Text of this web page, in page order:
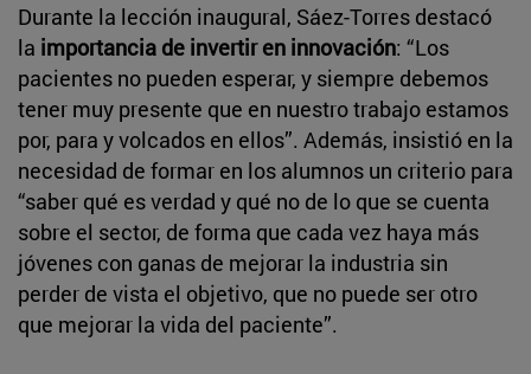
Durante la lección inaugural, Sáez-Torres destacó
la importancia de invertir en innovación: “Los
pacientes no pueden esperar, y siempre debemos
tener muy presente que en nuestro trabajo estamos
por, para y volcados en ellos”. Además, insistió en la
necesidad de formar en los alumnos un criterio para
“saber qué es verdad y qué no de lo que se cuenta
sobre el sector, de forma que cada vez haya más
jóvenes con ganas de mejorar la industria sin
perder de vista el objetivo, que no puede ser otro
que mejorar la vida del paciente”.